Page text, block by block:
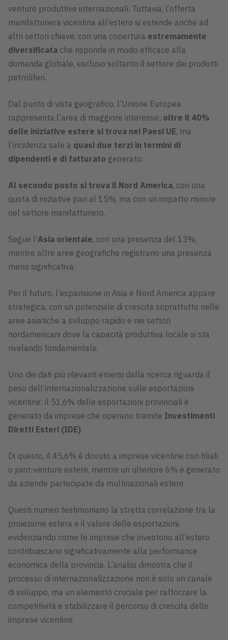
venture produttive internazionali. Tuttavia, l’offerta
manifatturiera vicentina all’estero si estende anche ad
altri settori chiave, con una copertura estremamente
diversificata che risponde in modo efficace alla
domanda globale, escluso soltanto il settore dei prodotti
petroliferi.
Dal punto di vista geografico, l’Unione Europea
rappresenta l’area di maggiore interesse: oltre il 40%
delle iniziative estere si trova nei Paesi UE, ma
l’incidenza sale a quasi due terzi in termini di
dipendenti e di fatturato generato.
Al secondo posto si trova il Nord America, con una
quota di iniziative pari al 15%, ma con un impatto minore
nel settore manifatturiero.
Segue l’Asia orientale, con una presenza del 13%,
mentre altre aree geografiche registrano una presenza
meno significativa.
Per il futuro, l’espansione in Asia e Nord America appare
strategica, con un potenziale di crescita soprattutto nelle
aree asiatiche a sviluppo rapido e nei settori
nordamericani dove la capacità produttiva locale si sta
rivelando fondamentale.
Uno dei dati più rilevanti emersi dalla ricerca riguarda il
peso dell’internazionalizzazione sulle esportazioni
vicentine: il 51,6% delle esportazioni provinciali è
generato da imprese che operano tramite Investimenti
Diretti Esteri (IDE).
Di questo, il 45,6% è dovuto a imprese vicentine con filiali
o joint-venture estere, mentre un ulteriore 6% è generato
da aziende partecipate da multinazionali estere.
Questi numeri testimoniano la stretta correlazione tra la
proiezione estera e il valore delle esportazioni,
evidenziando come le imprese che investono all’estero
contribuiscano significativamente alla performance
economica della provincia. L’analisi dimostra che il
processo di internazionalizzazione non è solo un canale
di sviluppo, ma un elemento cruciale per rafforzare la
competitività e stabilizzare il percorso di crescita delle
imprese vicentine.